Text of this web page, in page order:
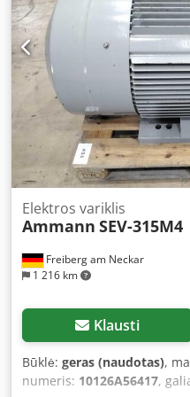
Freiberg am Neckar
1 216 km
Elektros variklis
Ammann SEV-315M4
Klausti
Būklė: geras (naudotas),
numeris: 10126A56417,